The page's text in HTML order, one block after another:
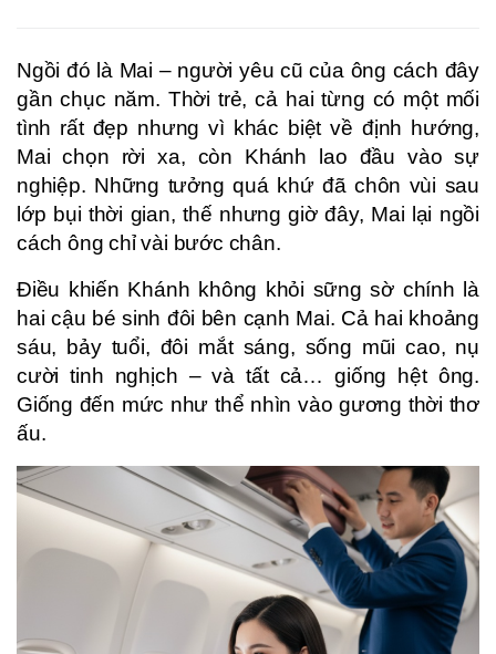
Ngồi đó là Mai – người yêu cũ của ông cách đây
gần chục năm. Thời trẻ, cả hai từng có một mối
tình rất đẹp nhưng vì khác biệt về định hướng,
Mai chọn rời xa, còn Khánh lao đầu vào sự
nghiệp. Những tưởng quá khứ đã chôn vùi sau
lớp bụi thời gian, thế nhưng giờ đây, Mai lại ngồi
cách ông chỉ vài bước chân.
Điều khiến Khánh không khỏi sững sờ chính là
hai cậu bé sinh đôi bên cạnh Mai. Cả hai khoảng
sáu, bảy tuổi, đôi mắt sáng, sống mũi cao, nụ
cười tinh nghịch – và tất cả… giống hệt ông.
Giống đến mức như thể nhìn vào gương thời thơ
ấu.